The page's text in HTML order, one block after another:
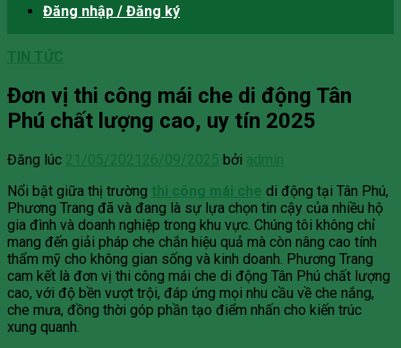
Đăng nhập / Đăng ký
TIN TỨC
Đơn vị thi công mái che di động Tân
Phú chất lượng cao, uy tín 2025
Đăng lúc 21/05/2021 26/09/2025 bởi admin
Nổi bật giữa thị trường thi công mái che di động tại Tân Phú,
Phương Trang đã và đang là sự lựa chọn tin cậy của nhiều hộ
gia đình và doanh nghiệp trong khu vực. Chúng tôi không chỉ
mang đến giải pháp che chắn hiệu quả mà còn nâng cao tính
thẩm mỹ cho không gian sống và kinh doanh. Phương Trang
cam kết là đơn vị thi công mái che di động Tân Phú chất lượng
cao, với độ bền vượt trội, đáp ứng mọi nhu cầu về che nắng,
che mưa, đồng thời góp phần tạo điểm nhấn cho kiến trúc
xung quanh.